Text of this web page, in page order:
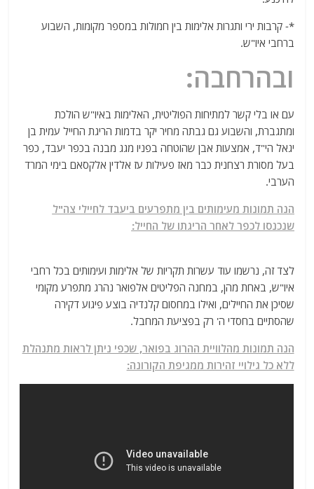
*- קרבות ירי ותגרות אלימות בין חמולות במספר מקומות, השבוע
ברחבי איו"ש.
ובהרחבה:
עם או בלי קשר למתיחות הפוליטית, האלימות באיו"ש הולכת
ומתגברת, והשבוע גם גבתה מחיר יקר בדמות הריגת החייל עמית בן
יגאל הי"ד, אמצעות אבן שהוטחה בפניו מגג מבנה בכפר יעבד, כפר
בעל מסורת רצחנית כבר מאז פעילות עז אלדין אלקסאם בימי המרד
הערבי.
הנה תמונות מעימותים בין מתפרעים ביעבד לחיילי צה"ל
שנכנסו לכפר לאחר הריגתו של החייל:
לצד זה, נרשמו עוד עשרות תקריות של אלימות ועימותים בכל רחבי
איו"ש, באחת מהן, במחנה הפליטים אלפואר נהרג מתפרע מקומי
שסיכן את החיילים, ואילו במחסום קלנדיה בוצע פיגוע דקירה
שהסתיים בחסדי ה' רק בפציעת המחבל.
הנה תמונות מהלוויית ההרוג בפואר, שכפי ניתן לראות מתנהלת
ללא כל גילויי זהירות ממגיפת הקורונה: